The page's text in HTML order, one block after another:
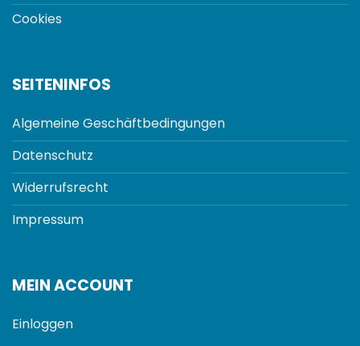
Cookies
SEITENINFOS
Algemeine Geschäftbedingungen
Datenschutz
Widerrufsrecht
Impressum
MEIN ACCOUNT
Einloggen